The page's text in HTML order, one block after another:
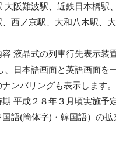
大阪難波駅、近鉄日本橋
西ノ京駅、大和八木駅、
容 液晶式の列車行先表示
、日本語画面と英語画面を
ンバリングも表示します。
期 平成２８年３月頃実施
語(簡体字)・韓国語）の拡